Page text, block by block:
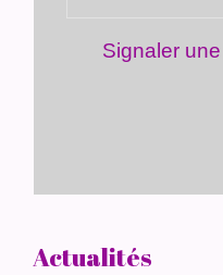
Signaler
Actualités